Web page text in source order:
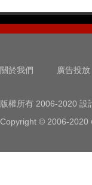
關於我們 廣告投放
版權所有 2006-2020 設
Copyright © 2006-2020